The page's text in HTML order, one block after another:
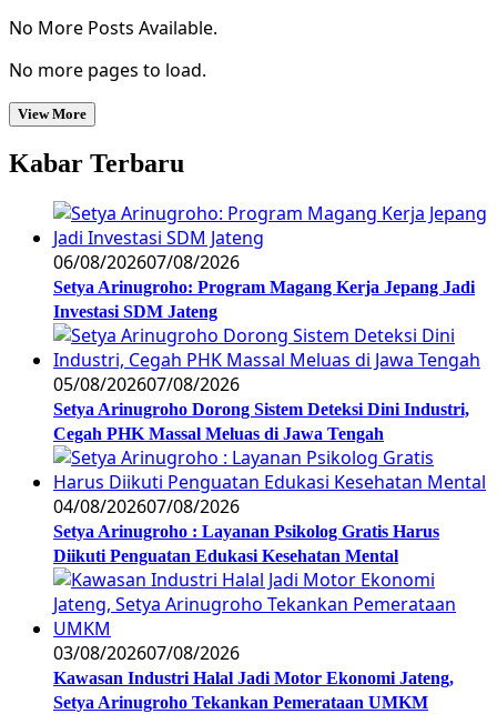
No More Posts Available.
No more pages to load.
View More
Kabar Terbaru
06/08/202607/08/2026
Setya Arinugroho: Program Magang Kerja Jepang Jadi
Investasi SDM Jateng
05/08/202607/08/2026
Setya Arinugroho Dorong Sistem Deteksi Dini Industri,
Cegah PHK Massal Meluas di Jawa Tengah
04/08/202607/08/2026
Setya Arinugroho : Layanan Psikolog Gratis Harus
Diikuti Penguatan Edukasi Kesehatan Mental
03/08/202607/08/2026
Kawasan Industri Halal Jadi Motor Ekonomi Jateng,
Setya Arinugroho Tekankan Pemerataan UMKM